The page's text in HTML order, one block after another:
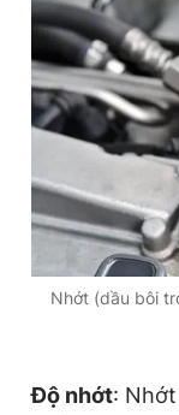
Giấy phép xuất
© 2003-2026 Bản
chép dưới mọi
bản. Phát triển bởi
Nhớt (dầu bôi
Độ nhớt: